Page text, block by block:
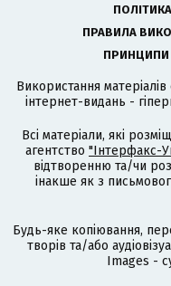
ПРАВИЛА
ПРИНЦИПИ
Використання
інтернет-видань -
Всі матеріали, які
агентство "Інтерфакс-
відтворенню та/чи
інакше як з
Будь-яке копіювання,
творів та/або
Images -